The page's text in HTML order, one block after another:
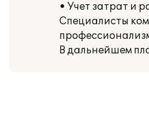
• Учет затрат и
Специалисты
В дальнейшем